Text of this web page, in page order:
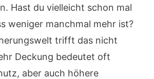
Hast du vielleicht schon mal
weniger manchmal mehr ist?
trifft das nicht
Deckung bedeutet oft
aber auch höhere